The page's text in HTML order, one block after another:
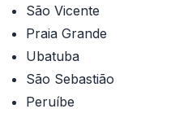
São Vicente
Praia Grande
Ubatuba
São Sebastião
Peruíbe